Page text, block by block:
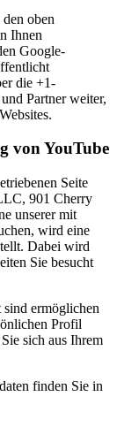
oben
Ihnen
Google-
die +1-
Partner weiter,
von YouTube
Seite
901 Cherry
unserer mit
wird eine
Dabei wird
Sie besucht
ermöglichen
Profil
sich aus Ihrem
finden Sie in